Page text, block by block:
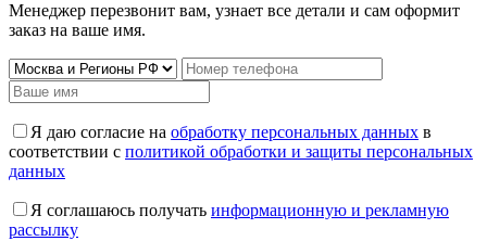
Менеджер перезвонит вам, узнает все детали и сам оформит
заказ на ваше имя.
Я даю согласие на обработку персональных данных в
соответствии с политикой обработки и защиты персональных
данных
Я соглашаюсь получать информационную и рекламную
рассылку